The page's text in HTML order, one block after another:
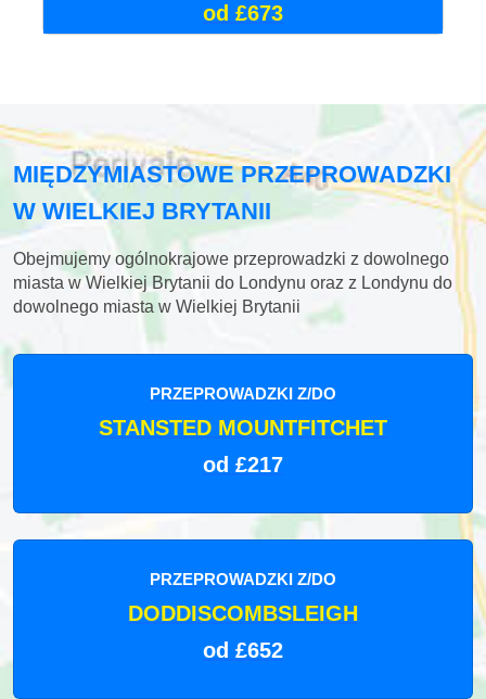
od £673
MIĘDZYMIASTOWE PRZEPROWADZKI
W WIELKIEJ BRYTANII
Obejmujemy ogólnokrajowe przeprowadzki z dowolnego
miasta w Wielkiej Brytanii do Londynu oraz z Londynu do
dowolnego miasta w Wielkiej Brytanii
PRZEPROWADZKI Z/DO
STANSTED MOUNTFITCHET
od £217
PRZEPROWADZKI Z/DO
DODDISCOMBSLEIGH
od £652